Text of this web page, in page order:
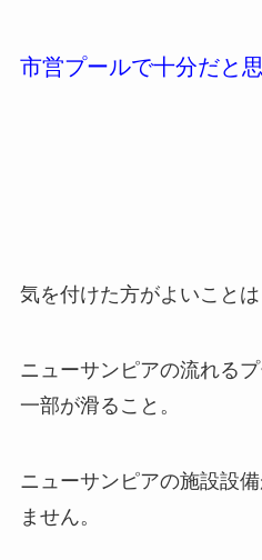
市営プールで十分だと思
気を付けた方がよいことは
ニューサンピアの流れる
一部が滑ること。
ニューサンピアの施設設
ません。